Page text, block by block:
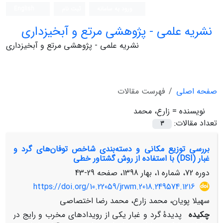
نشریه علمی - پژوهشی مرتع و آبخیزداری
نشریه علمی - پژوهشی مرتع و آبخیزداری
صفحه اصلی
فهرست مقالات
نویسنده = زارع، محمد
تعداد مقالات:
3
بررسی توزیع مکانی و دسته‌بندی شاخص توفان‌های گرد و
غبار (DSI) با استفاده از روش گشتاور خطی
دوره 72، شماره 1، بهار 1398، صفحه
29-43
https://doi.org/10.22059/jrwm.2018.249574.1216
سهیلا پویان، محمد زارع، محمد رضا اختصاصی
چکیده پدیدۀ گرد­ و غبار یکی از رویدادهای مخرب و رایج در